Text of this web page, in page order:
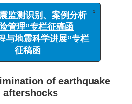
识别
, 石富强 ,
of earthquake
aftershocks
x
震监测识别、案例分析
险管理”专栏征稿函
与地震科学进展”专栏
征稿函